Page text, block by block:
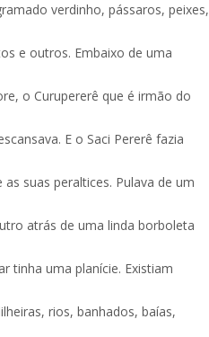
verdinho, pássaros, peixes,
e outros. Embaixo de uma
o Curupererê que é irmão do
E o Saci Pererê fazia
suas peraltices. Pulava de um
atrás de uma linda borboleta
tinha uma planície. Existiam
rios, banhados, baías,